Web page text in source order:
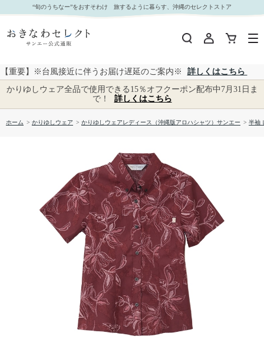
【送料無料】形態安定 刺繍フラワー柄 かりゆしウェアP1025-19L L｜おきなわセレクト サンエ
ー公式通販
“旬のうちなー”をおすそわけ 旅するように暮らす、沖縄のセレクトストア
【重要】※台風接近に伴うお届け遅延のご案内※
詳しくはこちら
かりゆしウェア全品で使用できる15％オフクーポン配布中7月31日ま
で！
詳しくはこちら
ホーム > かりゆしウェア > かりゆしウェアレディース（沖縄版アロハシャツ）サンエー > 半袖